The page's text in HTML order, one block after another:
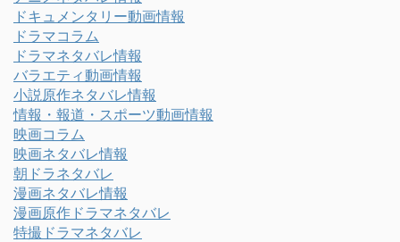
ドキュメンタリー動画情報
ドラマコラム
ドラマネタバレ情報
バラエティ動画情報
小説原作ネタバレ情報
情報・報道・スポーツ動画情報
映画コラム
映画ネタバレ情報
朝ドラネタバレ
漫画ネタバレ情報
漫画原作ドラマネタバレ
特撮ドラマネタバレ